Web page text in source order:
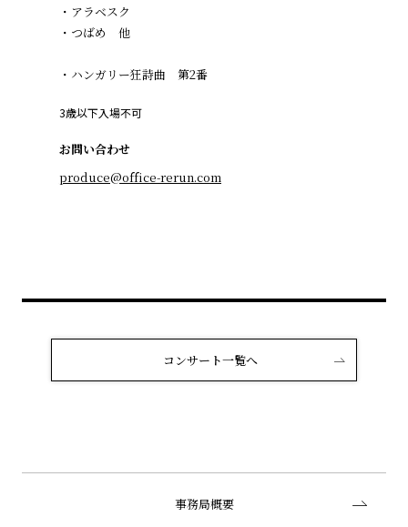
・アラベスク
・つばめ 他
・ハンガリー狂詩曲 第2番
3歳以下入場不可
お問い合わせ
produce@office-rerun.com
コンサート一覧へ
事務局概要